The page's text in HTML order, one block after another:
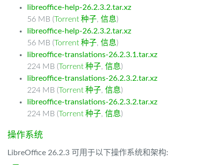
libreoffice-help-26.2.3.2.tar.xz
56 MB (Torrent 种子, 信息)
libreoffice-help-26.2.3.2.tar.xz
56 MB (Torrent 种子, 信息)
libreoffice-translations-26.2.3.1.tar.xz
224 MB (Torrent 种子, 信息)
libreoffice-translations-26.2.3.2.tar.xz
224 MB (Torrent 种子, 信息)
libreoffice-translations-26.2.3.2.tar.xz
224 MB (Torrent 种子, 信息)
操作系统
LibreOffice 26.2.3 可用于以下操作系统和架构: